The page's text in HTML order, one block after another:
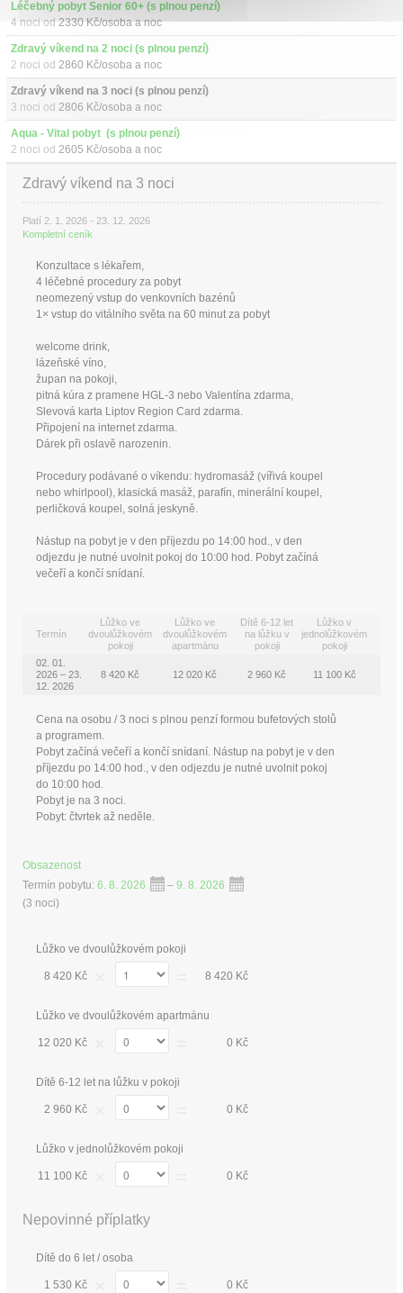
Léčebný pobyt Senior 60+ (s plnou penzí)
4 noci od 2330 Kč/osoba a noc
Zdravý víkend na 2 noci (s plnou penzí)
2 noci od 2860 Kč/osoba a noc
Zdravý víkend na 3 noci (s plnou penzí)
3 noci od 2806 Kč/osoba a noc
Aqua - Vital pobyt  (s plnou penzí)
2 noci od 2605 Kč/osoba a noc
Zdravý víkend na 3 noci
Platí 2. 1. 2026 - 23. 12. 2026
Kompletní ceník
Konzultace s lékařem,
4 léčebné procedury za pobyt
neomezený vstup do venkovních bazénů
1× vstup do vitálního světa na 60 minut za pobyt
welcome drink,
lázeňské víno,
župan na pokoji,
pitná kúra z pramene HGL-3 nebo Valentína zdarma,
Slevová karta Liptov Region Card zdarma.
Připojení na internet zdarma.
Dárek při oslavě narozenin.
Procedury podávané o víkendu: hydromasáž (vířivá koupel
nebo whirlpool), klasická masáž, parafín, minerální koupel,
perličková koupel, solná jeskyně.
Nástup na pobyt je v den příjezdu po 14:00 hod., v den
odjezdu je nutné uvolnit pokoj do 10:00 hod. Pobyt začíná
večeří a končí snídaní.
Termín
Lůžko ve
dvoulůžkovém
pokoji
Lůžko ve
dvoulůžkovém
apartmánu
Dítě 6-12 let
na lůžku v
pokoji
Lůžko v
jednolůžkovém
pokoji
02. 01.
2026 – 23.
12. 2026
8 420 Kč 12 020 Kč 2 960 Kč 11 100 Kč
Cena na osobu / 3 noci s plnou penzí formou bufetových stolů
a programem.
Pobyt začíná večeří a končí snídaní. Nástup na pobyt je v den
příjezdu po 14:00 hod., v den odjezdu je nutné uvolnit pokoj
do 10:00 hod.
Pobyt je na 3 noci.
Pobyt: čtvrtek až neděle.
Obsazenost
Termín pobytu: 6. 8. 2026 – 9. 8. 2026
(3 noci)
Lůžko ve dvoulůžkovém pokoji
8 420 Kč 8 420 Kč
Lůžko ve dvoulůžkovém apartmánu
12 020 Kč 0 Kč
Dítě 6-12 let na lůžku v pokoji
2 960 Kč 0 Kč
Lůžko v jednolůžkovém pokoji
11 100 Kč 0 Kč
Nepovinné příplatky
Dítě do 6 let / osoba
1 530 Kč 0 Kč